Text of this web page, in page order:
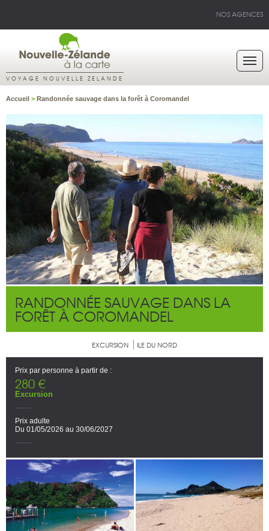
NOS AGENCES
VOYAGE NOUVELLE ZELANDE
Accueil > Randonnée sauvage dans la forêt à Coromandel
RANDONNÉE SAUVAGE DANS LA
FORÊT À COROMANDEL
EXCURSION ILE DU NORD
Prix par personne à partir de :
280 €
Excursion
Prix adulte
Du 01/05/2026 au 30/06/2027